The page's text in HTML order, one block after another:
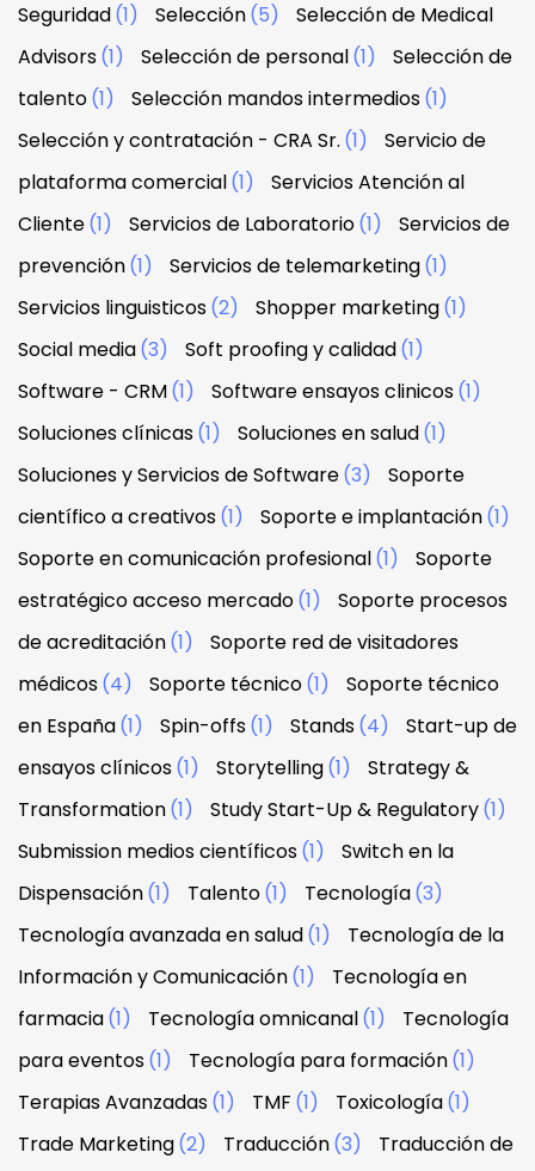
Seguridad(1) Selección(5)
Selección de Medical
Advisors(1) Selección de personal(1)
Selección de
talento(1) Selección mandos intermedios(1)
Selección y contratación - CRA Sr. (1)
Servicio de
plataforma comercial(1)
Servicios Atención al
Cliente(1) Servicios de Laboratorio(1)
Servicios de
prevención(1) Servicios de telemarketing(1)
Servicios linguisticos(2) Shopper marketing(1)
Social media(3) Soft proofing y calidad(1)
Software - CRM(1) Software ensayos clinicos(1)
Soluciones clínicas(1) Soluciones en salud(1)
Soluciones y Servicios de Software(3)
Soporte
científico a creativos(1) Soporte e implantación(1)
Soporte en comunicación profesional(1)
Soporte
estratégico acceso mercado(1)
Soporte procesos
de acreditación(1)
Soporte red de visitadores
médicos(4) Soporte técnico(1)
Soporte técnico
en España(1) Spin-offs(1) Stands(4)
Start-up de
ensayos clínicos(1) Storytelling(1)
Strategy &
Transformation(1) Study Start-Up & Regulatory(1)
Submission medios científicos(1)
Switch en la
Dispensación(1) Talento(1) Tecnología(3)
Tecnología avanzada en salud(1)
Tecnología de la
Información y Comunicación(1)
Tecnología en
farmacia(1) Tecnología omnicanal(1)
Tecnología
para eventos(1) Tecnología para formación(1)
Terapias Avanzadas(1) TMF (1) Toxicología(1)
Trade Marketing(2) Traducción(3)
Traducción de